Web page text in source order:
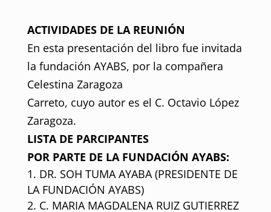
ACTIVIDADES DE LA REUNIÓN
En esta presentación del libro fue invitada
la fundación AYABS, por la compañera
Celestina Zaragoza
Carreto, cuyo autor es el C. Octavio López
Zaragoza.
LISTA DE PARCIPANTES
POR PARTE DE LA FUNDACIÓN AYABS:
DR. SOH TUMA AYABA (PRESIDENTE DE
LA FUNDACIÓN AYABS)
C. MARIA MAGDALENA RUIZ GUTIERREZ